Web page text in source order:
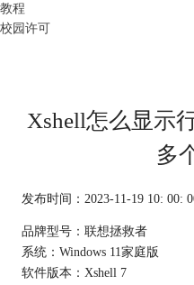
教程
校园许可
Xshell怎么显示
多
发布时间：2023-11-19 10: 00:
品牌型号：联想拯救者
系统：Windows 11家庭版
软件版本：Xshell 7